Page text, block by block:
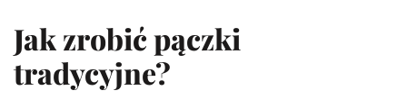
Jak zrobić pączki
tradycyjne?